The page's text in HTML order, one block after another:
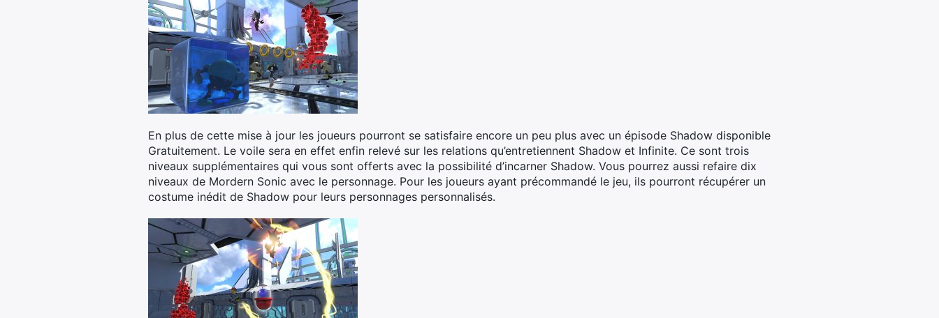
En plus de cette mise à jour les joueurs pourront se satisfaire encore un peu plus avec un épisode Shadow disponible
Gratuitement. Le voile sera en effet enfin relevé sur les relations qu’entretiennent Shadow et Infinite. Ce sont trois
niveaux supplémentaires qui vous sont offerts avec la possibilité d’incarner Shadow. Vous pourrez aussi refaire dix
niveaux de Mordern Sonic avec le personnage. Pour les joueurs ayant précommandé le jeu, ils pourront récupérer un
costume inédit de Shadow pour leurs personnages personnalisés.